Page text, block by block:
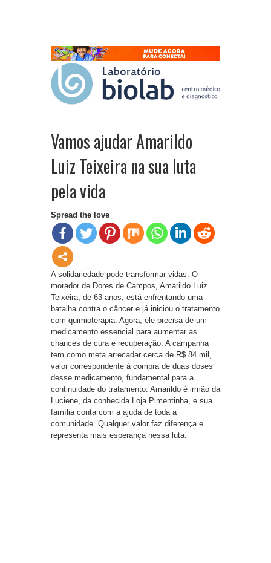
Vamos ajudar Amarildo
Luiz Teixeira na sua luta
pela vida
Spread the love
A solidariedade pode transformar vidas. O
morador de Dores de Campos, Amarildo Luiz
Teixeira, de 63 anos, está enfrentando uma
batalha contra o câncer e já iniciou o tratamento
com quimioterapia. Agora, ele precisa de um
medicamento essencial para aumentar as
chances de cura e recuperação. A campanha
tem como meta arrecadar cerca de R$ 84 mil,
valor correspondente à compra de duas doses
desse medicamento, fundamental para a
continuidade do tratamento. Amarildo é irmão da
Luciene, da conhecida Loja Pimentinha, e sua
família conta com a ajuda de toda a
comunidade. Qualquer valor faz diferença e
representa mais esperança nessa luta.